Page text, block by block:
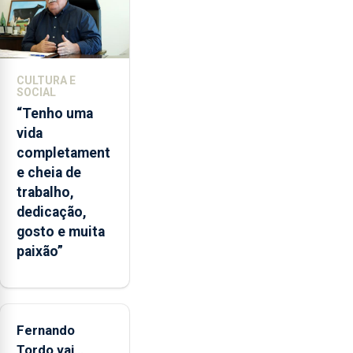
e
2026.
A
das
Flores
apresenta
um
“decréscimo
significativo”
da
CPUE
entre
2022
CULTURA E
SOCIAL
“Tenho uma
vida
completament
e cheia de
trabalho,
dedicação,
gosto e muita
paixão”
Fernando
Tordo vai